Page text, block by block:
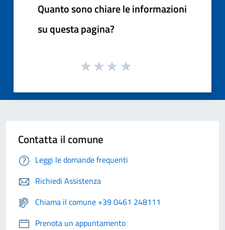
Quanto sono chiare le informazioni
su questa pagina?
Contatta il comune
Leggi le domande frequenti
Richiedi Assistenza
Chiama il comune +39 0461 248111
Prenota un appuntamento